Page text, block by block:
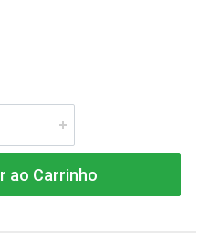
ao Carrinho